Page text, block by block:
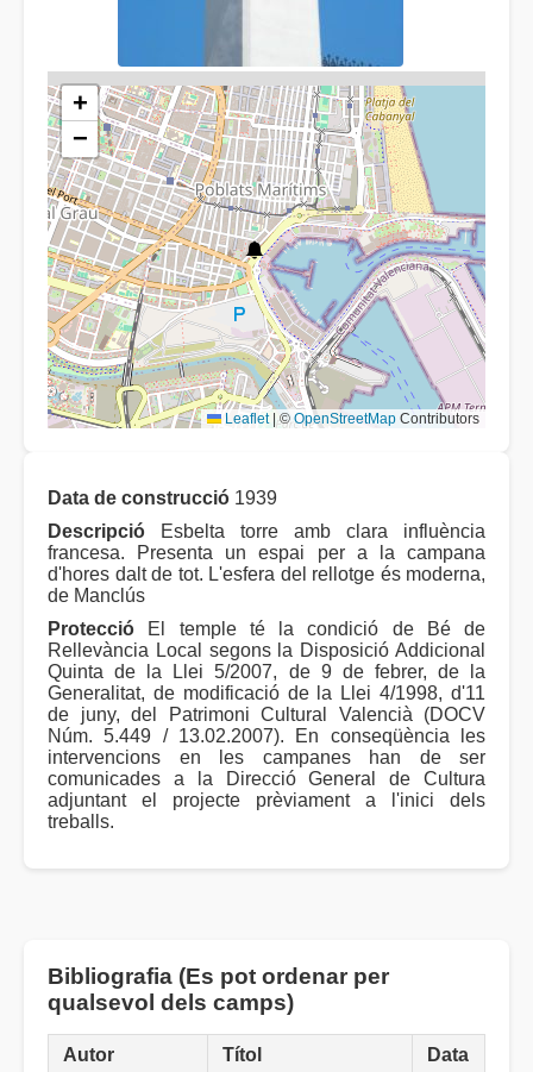
+
−
Leaflet ©OpenStreetMap Contributors
Data de construcció 1939
Descripció Esbelta torre amb clara influència
francesa. Presenta un espai per a la campana
d'hores dalt de tot. L'esfera del rellotge és moderna,
de Manclús
Protecció El temple té la condició de Bé de
Rellevància Local segons la Disposició Addicional
Quinta de la Llei 5/2007, de 9 de febrer, de la
Generalitat, de modificació de la Llei 4/1998, d'11
de juny, del Patrimoni Cultural Valencià (DOCV
Núm. 5.449 / 13.02.2007). En conseqüència les
intervencions en les campanes han de ser
comunicades a la Direcció General de Cultura
adjuntant el projecte prèviament a l'inici dels
treballs.
Bibliografia (Es pot ordenar per
qualsevol dels camps)
Autor Títol Data